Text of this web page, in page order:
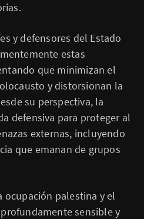
y defensores del Estado
estas
que minimizan el
y distorsionan la
su perspectiva, la
defensiva para proteger al
externas, incluyendo
que emanan de grupos
ocupación palestina y el
sensible y